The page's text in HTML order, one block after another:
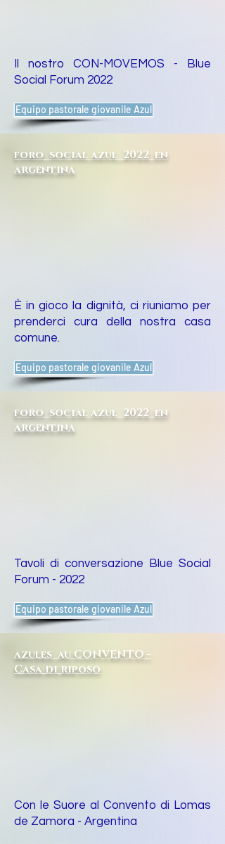
Il nostro CON-MOVEMOS - Blue
Social Forum 2022
Equipo pastorale giovanile Azul
foro social azul 2022 en
argentina
È in gioco la dignità, ci riuniamo per
prenderci cura della nostra casa
comune.
Equipo pastorale giovanile Azul
foro social azul 2022 en
argentina
Tavoli di conversazione Blue Social
Forum - 2022
Equipo pastorale giovanile Azul
azules au CONVENTO -
Casa di riposo
Con le Suore al Convento di Lomas
de Zamora - Argentina